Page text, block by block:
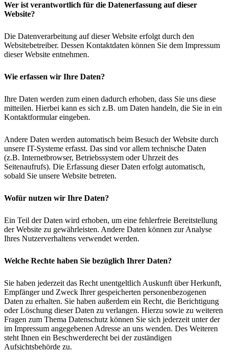
Wer ist verantwortlich für die Datenerfassung auf dieser
Website?
Die Datenverarbeitung auf dieser Website erfolgt durch den
Websitebetreiber. Dessen Kontaktdaten können Sie dem Impressum
dieser Website entnehmen.
Wie erfassen wir Ihre Daten?
Ihre Daten werden zum einen dadurch erhoben, dass Sie uns diese
mitteilen. Hierbei kann es sich z.B. um Daten handeln, die Sie in ein
Kontaktformular eingeben.
Andere Daten werden automatisch beim Besuch der Website durch
unsere IT-Systeme erfasst. Das sind vor allem technische Daten
(z.B. Internetbrowser, Betriebssystem oder Uhrzeit des
Seitenaufrufs). Die Erfassung dieser Daten erfolgt automatisch,
sobald Sie unsere Website betreten.
Wofür nutzen wir Ihre Daten?
Ein Teil der Daten wird erhoben, um eine fehlerfreie Bereitstellung
der Website zu gewährleisten. Andere Daten können zur Analyse
Ihres Nutzerverhaltens verwendet werden.
Welche Rechte haben Sie bezüglich Ihrer Daten?
Sie haben jederzeit das Recht unentgeltlich Auskunft über Herkunft,
Empfänger und Zweck Ihrer gespeicherten personenbezogenen
Daten zu erhalten. Sie haben außerdem ein Recht, die Berichtigung
oder Löschung dieser Daten zu verlangen. Hierzu sowie zu weiteren
Fragen zum Thema Datenschutz können Sie sich jederzeit unter der
im Impressum angegebenen Adresse an uns wenden. Des Weiteren
steht Ihnen ein Beschwerderecht bei der zuständigen
Aufsichtsbehörde zu.